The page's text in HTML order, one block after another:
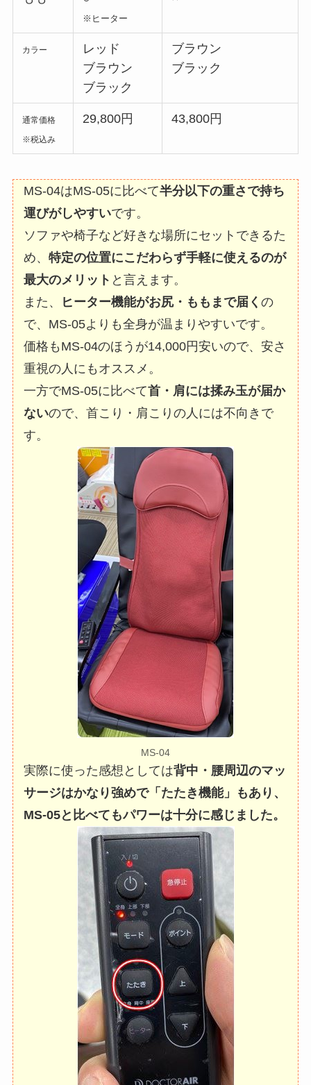
※ヒーター
カラー
レッド
ブラウン
ブラック
ブラウン
ブラック
通常価格
※税込み
29,800円 43,800円
MS-04はMS-05に比べて半分以下の重さで持ち
運びがしやすいです。
ソファや椅子など好きな場所にセットできるた
め、 特定の位置にこだわらず手軽に使えるのが
最大のメリット と言えます。
また、
ヒーター機能がお尻・ももまで届く の
で、MS-05よりも全身が温まりやすいです。
価格もMS-04のほうが14,000円安いので、安さ
重視の人にもオススメ。
一方でMS-05に比べて首・肩には揉み玉が届か
ないので、首こり・肩こりの人には不向きで
す。
MS-04
実際に使った感想としては背中・腰周辺のマッ
サージはかなり強めで「たたき機能」もあり、
MS-05と比べてもパワーは十分に感じました。